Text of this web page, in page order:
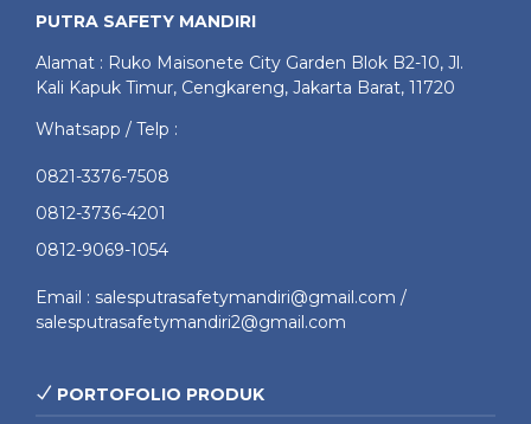
PUTRA SAFETY MANDIRI
Alamat : Ruko Maisonete City Garden Blok B2-10, Jl.
Kali Kapuk Timur, Cengkareng, Jakarta Barat, 11720
Whatsapp / Telp :
0821-3376-7508
0812-3736-4201
0812-9069-1054
Email : salesputrasafetymandiri@gmail.com /
salesputrasafetymandiri2@gmail.com
PORTOFOLIO PRODUK